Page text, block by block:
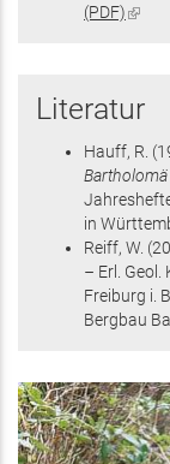
(PDF)(Link
Literatur
Hauff, R.
in
Reiff, W.
– Erl. Geol.
Freiburg i.
Bergbau